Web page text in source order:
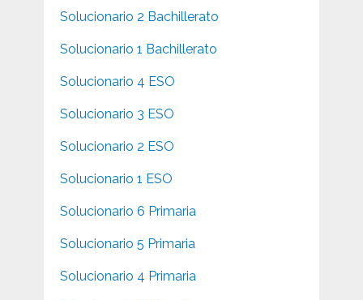
Solucionario 2 Bachillerato
Solucionario 1 Bachillerato
Solucionario 4 ESO
Solucionario 3 ESO
Solucionario 2 ESO
Solucionario 1 ESO
Solucionario 6 Primaria
Solucionario 5 Primaria
Solucionario 4 Primaria